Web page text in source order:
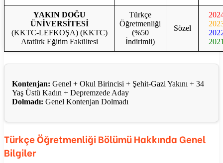
YAKIN DOĞU
ÜNİVERSİTESİ
(KKTC-LEFKOŞA) (KKTC)
Atatürk Eğitim Fakültesi
Türkçe
Öğretmenliği
(%50
İndirimli)
Sözel
Kontenjan: Genel + Okul Birincisi + Şehit-Gazi Yakını + 34
Yaş Üstü Kadın + Depremzede Aday
Dolmadı: Genel Kontenjan Dolmadı
Türkçe Öğretmenliği Bölümü Hakkında Genel
Bilgiler